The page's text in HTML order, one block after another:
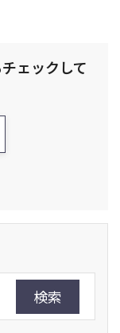
ェックして
検索